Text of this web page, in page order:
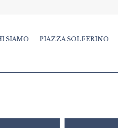
SIAMO PIAZZA SOLFERINO